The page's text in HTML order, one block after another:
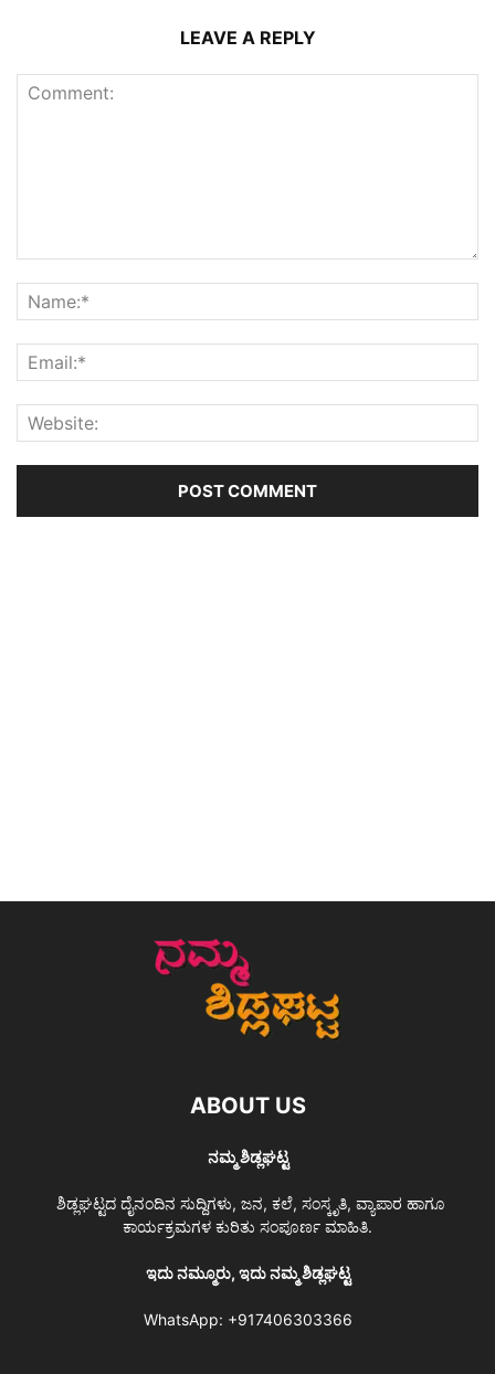
LEAVE A REPLY
ABOUT US
ನಮ್ಮ ಶಿಡ್ಲಘಟ್ಟ
ಶಿಡ್ಲಘಟ್ಟದ ದೈನಂದಿನ ಸುದ್ದಿಗಳು, ಜನ, ಕಲೆ, ಸಂಸ್ಕೃತಿ, ವ್ಯಾಪಾರ ಹಾಗೂ
ಕಾರ್ಯಕ್ರಮಗಳ ಕುರಿತು ಸಂಪೂರ್ಣ ಮಾಹಿತಿ.
ಇದು ನಮ್ಮೂರು, ಇದು ನಮ್ಮ ಶಿಡ್ಲಘಟ್ಟ
WhatsApp: +917406303366